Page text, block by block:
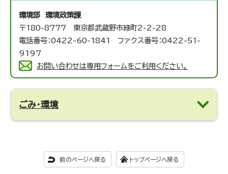
環境部 環境政策課
〒180-8777 東京都武蔵野市緑町2-2-28
電話番号：0422-60-1841 ファクス番号：0422-51-
9197
お問い合わせは専用フォームをご利用ください。
ごみ・環境
前のページへ戻る トップページへ戻る